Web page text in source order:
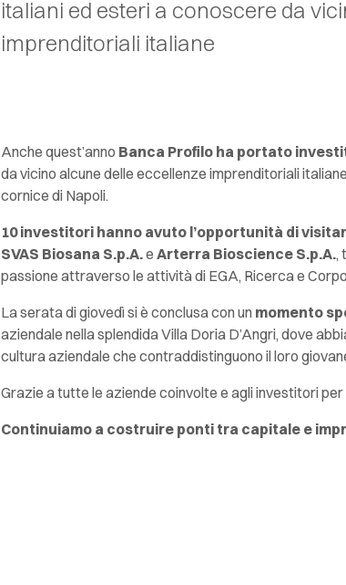
italiani ed esteri a conoscere da
imprenditoriali italiane
Anche quest’anno Banca Profilo ha portato
da vicino alcune delle eccellenze imprenditoriali
cornice di Napoli.
10 investitori hanno avuto l’opportunità di
SVAS Biosana S.p.A.e Arterra Bioscience S.p.A.,
passione attraverso le attività di EGA, Ricerca e
La serata di giovedì si è conclusa con un momento
aziendale nella splendida Villa Doria D’Angri, dove
cultura aziendale che contraddistinguono il loro
Grazie a tutte le aziende coinvolte e agli investitori
Continuiamo a costruire ponti tra capitale e